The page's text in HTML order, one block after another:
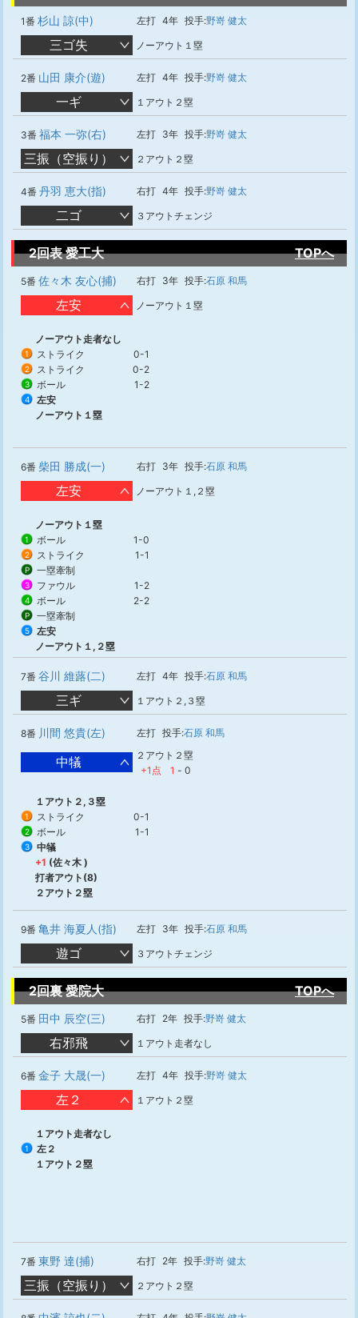
1番 杉山 諒(中) 左打 4年 投手:野嵜 健太
三ゴ失 ノーアウト１塁
2番 山田 康介(遊) 左打 4年 投手:野嵜 健太
一ギ １アウト２塁
3番 福本 一弥(右) 左打 3年 投手:野嵜 健太
三振（空振り） ２アウト２塁
4番 丹羽 恵大(指) 右打 4年 投手:野嵜 健太
二ゴ ３アウトチェンジ
2回表 愛工大 TOPへ
5番 佐々木 友心(捕) 右打 3年 投手:石原 和馬
左安 ノーアウト１塁
ノーアウト走者なし
1 ストライク 0-1
2 ストライク 0-2
3 ボール 1-2
4
左安
ノーアウト１塁
6番 柴田 勝成(一) 右打 3年 投手:石原 和馬
左安 ノーアウト１,２塁
ノーアウト１塁
1 ボール 1-0
2 ストライク 1-1
P 一塁牽制
3 ファウル 1-2
4 ボール 2-2
P 一塁牽制
5
左安
ノーアウト１,２塁
7番 谷川 維蕗(二) 左打 4年 投手:石原 和馬
三ギ １アウト２,３塁
8番 川間 悠貴(左) 左打 投手:石原 和馬
中犠
２アウト２塁
+1点
1 - 0
１アウト２,３塁
1 ストライク 0-1
2 ボール 1-1
3
中犠
+1 (佐々木 )
打者アウト(8)
２アウト２塁
9番 亀井 海夏人(指) 左打 3年 投手:石原 和馬
遊ゴ ３アウトチェンジ
2回裏 愛院大 TOPへ
5番 田中 辰空(三) 右打 2年 投手:野嵜 健太
右邪飛 １アウト走者なし
6番 金子 大晟(一) 左打 4年 投手:野嵜 健太
左２ １アウト２塁
１アウト走者なし
1
左２
１アウト２塁
7番 東野 達(捕) 右打 2年 投手:野嵜 健太
三振（空振り） ２アウト２塁